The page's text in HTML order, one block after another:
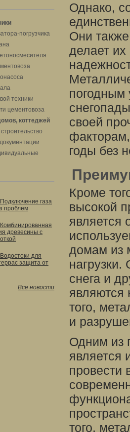
погрузчика
техники
цементовоза
коттеджей
Подключение газа
проблем
Комбинированная
древесины с
Водостоки для
защита от
Все новости
Однако,
Они
делает
погодным
своей
годы без
Кроме
высокой
является
домам из
нагрузки.
снега и
являются
того,
и
Одним из
является
провести
того,